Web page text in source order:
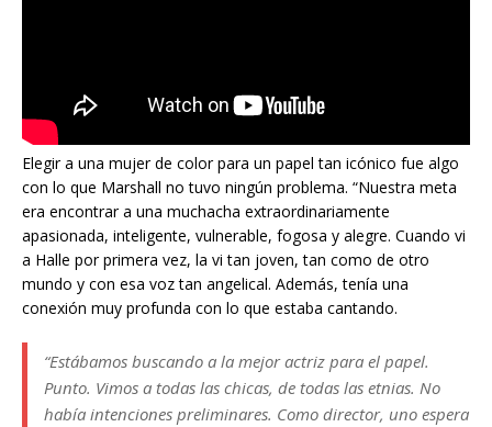
Elegir a una mujer de color para un papel tan icónico fue algo
con lo que Marshall no tuvo ningún problema. “Nuestra meta
era encontrar a una muchacha extraordinariamente
apasionada, inteligente, vulnerable, fogosa y alegre. Cuando vi
a Halle por primera vez, la vi tan joven, tan como de otro
mundo y con esa voz tan angelical. Además, tenía una
conexión muy profunda con lo que estaba cantando.
“Estábamos buscando a la mejor actriz para el papel.
Punto. Vimos a todas las chicas, de todas las etnias. No
había intenciones preliminares. Como director, uno espera